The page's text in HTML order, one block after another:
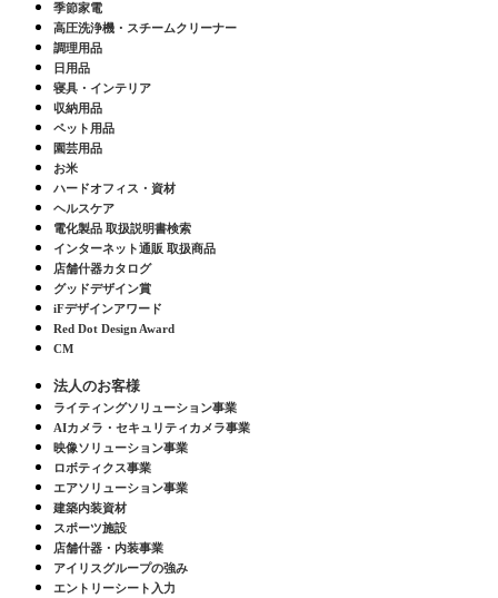
季節家電
高圧洗浄機・スチームクリーナー
調理用品
日用品
寝具・インテリア
収納用品
ペット用品
園芸用品
お米
ハードオフィス・資材
ヘルスケア
電化製品 取扱説明書検索
インターネット通販 取扱商品
店舗什器カタログ
グッドデザイン賞
iFデザインアワード
Red Dot Design Award
CM
法人のお客様
ライティングソリューション事業
AIカメラ・セキュリティカメラ事業
映像ソリューション事業
ロボティクス事業
エアソリューション事業
建築内装資材
スポーツ施設
店舗什器・内装事業
アイリスグループの強み
エントリーシート入力